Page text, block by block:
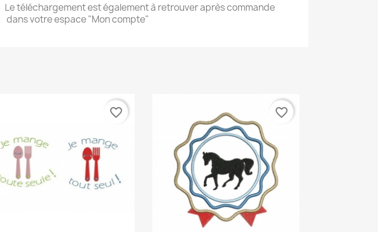
Le téléchargement est également à retrouver après commande
dans votre espace "Mon compte"
favorite_border favorite_border